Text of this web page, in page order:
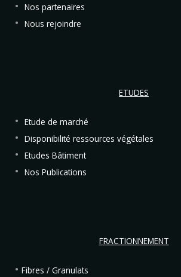
Nos partenaires
Nous rejoindre
ETUDES
Etude de marché
Disponibilité ressources végétales
Etudes Bâtiment
Nos Publications
FRACTIONNEMENT
Fibres / Granulats